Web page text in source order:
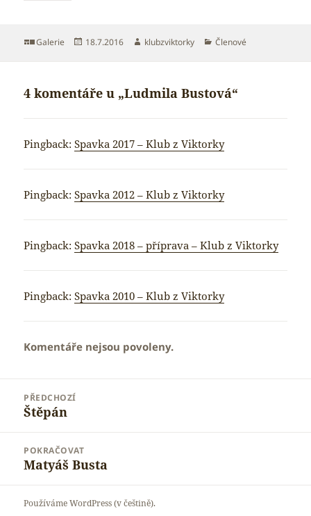
Formát:
Galerie Publikováno:
18.7.2016 Autor:
klubzviktorky Rubriky:
Členové
4 komentáře u „Ludmila Bustová“
Pingback:Spavka 2017 – Klub z Viktorky
Pingback:Spavka 2012 – Klub z Viktorky
Pingback:Spavka 2018 – příprava – Klub z Viktorky
Pingback:Spavka 2010 – Klub z Viktorky
Komentáře nejsou povoleny.
příspěvek
PŘEDCHOZÍ
Předchozí
Štěpán
POKRAČOVAT
Následující
příspěvek:
Matyáš Busta
Používáme WordPress (v češtině).